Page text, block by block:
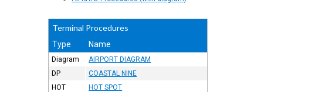
Terminal Procedures
Type Name
Diagram
AIRPORT DIAGRAM
DP
COASTAL NINE
HOT
HOT SPOT